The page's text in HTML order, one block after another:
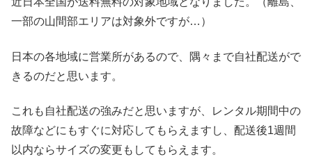
一部の山間部エリアは対象外ですが…）
日本の各地域に営業所があるので、隅々まで自社配送がで
きるのだと思います。
これも自社配送の強みだと思いますが、レンタル期間中の
故障などにもすぐに対応してもらえますし、配送後1週間
以内ならサイズの変更もしてもらえます。